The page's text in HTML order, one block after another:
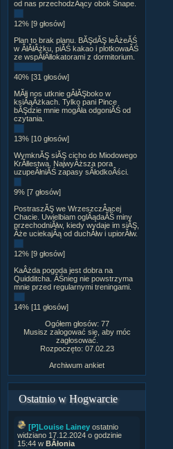
od nas przechodzÂący obok Snape.
12% [9 głosów]
Plan to brak planu. BĂŞdĂŞ leÂżeĂŚ
w ÂłĂłÂżku, piĂŚ kakao i plotkowaĂŚ
ze wspĂłÂłlokatorami z dormitorium.
40% [31 głosów]
MĂłj nos utknie gÂłĂŞboko w
ksiÂąÂżkach. Tylko pani Pince
bĂŞdzie mnie mogÂła odgoniĂŚ od
czytania.
13% [10 głosów]
WymknĂŞ siĂŞ cicho do Miodowego
KrĂłlestwa. NajwyÂższa pora
uzupeÂłniĂŚ zapasy sÂłodkoÂści.
9% [7 głosów]
PostraszĂŞ we WrzeszczÂącej
Chacie. Uwielbiam oglÂądaĂŚ miny
przechodniĂłw, kiedy wydaje im siĂŞ,
Âże uciekajÂą od duchĂłw i upiorĂłw.
12% [9 głosów]
KaÂżda pogoda jest dobra na
Quidditcha. ÂŚnieg nie powstrzyma
mnie przed regularnymi treningami.
14% [11 głosów]
Ogółem głosów: 77
Musisz zalogować się, aby móc
zagłosować.
Rozpoczęto: 07.02.23
Archiwum ankiet
Ostatnio w Hogwarcie
[P]Louise Lainey ostatnio
widziano 17.12.2024 o godzinie
15:44 w BÂłonia